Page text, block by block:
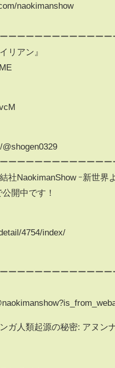
naokimanshow
ーーーーーーーーーーーー
リアン』
ーーーーーーーーーーーー
社NaokimanShow ｰ新世界
開中です！
4754/index/
ーーーーーーーーーーーー
ガ人類起源の秘密: アヌン